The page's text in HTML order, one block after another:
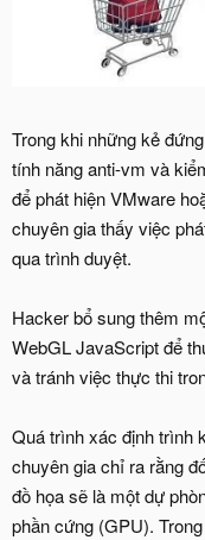
Trong khi những kẻ
tính năng anti-vm và
để phát hiện VMware
chuyên gia thấy việc
qua trình duyệt.
Hacker bổ sung thêm
WebGL JavaScript để
và tránh việc thực thi
Quá trình xác định trình
chuyên gia chỉ ra rằng
đồ họa sẽ là một dự
phần cứng (GPU).